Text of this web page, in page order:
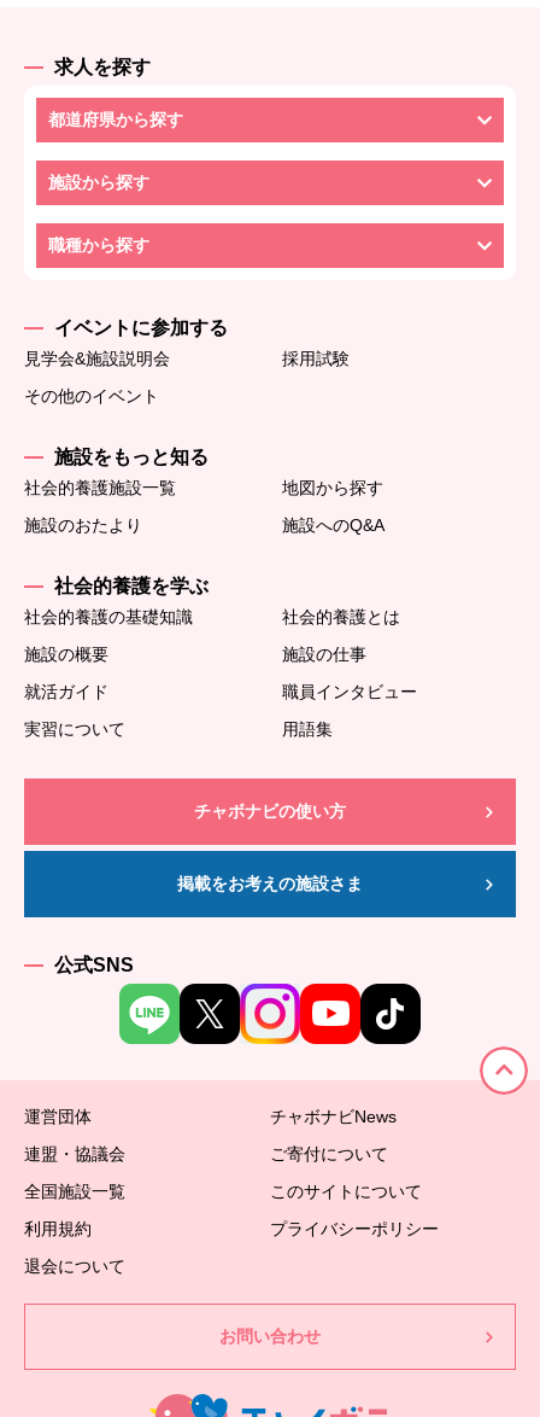
求人を探す
都道府県から探す
施設から探す
職種から探す
イベントに参加する
見学会&施設説明会
採用試験
その他のイベント
施設をもっと知る
社会的養護施設一覧
地図から探す
施設のおたより
施設へのQ&A
社会的養護を学ぶ
社会的養護の基礎知識
社会的養護とは
施設の概要
施設の仕事
就活ガイド
職員インタビュー
実習について
用語集
チャボナビの使い方
掲載をお考えの施設さま
公式SNS
運営団体
チャボナビNews
連盟・協議会
ご寄付について
全国施設一覧
このサイトについて
利用規約
プライバシーポリシー
退会について
お問い合わせ